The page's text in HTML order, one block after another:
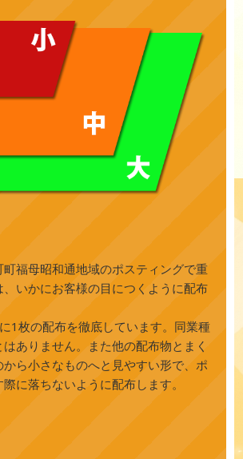
福母昭和通地域のポスティングで重
いかにお客様の目につくように配布
1枚の配布を徹底しています。同業種
ありません。また他の配布物とまく
ら小さなものへと見やすい形で、ポ
に落ちないように配布します。